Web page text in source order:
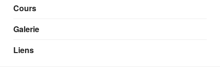
Cours
Galerie
Liens